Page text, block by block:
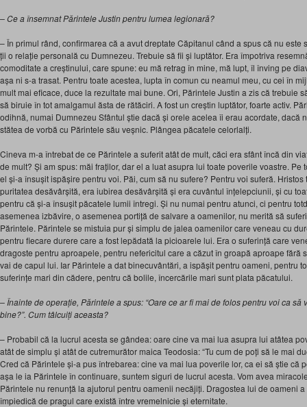
– Ce a însemnat Părintele Justin pentru lumea legionară?
– În primul rând, confirmarea că a avut dreptate Căpitanul când a spus că nu este
ții o relație personală cu Dumnezeu. Trebuie să fii și luptător. Era împotriva
comoditate a creștinului, care spune: eu mă retrag în mine, mă lupt, îl înving pe
așa ni s-a trasat. Pentru toate acestea, lupta în comun cu neamul meu, cu cei în
mult mai eficace, duce la rezultate mai bune. Ori, Părintele Justin a zis că trebuie
să biruie în tot amalgamul ăsta de rătăciri. A fost un creștin luptător, foarte activ.
odihnă, numai Dumnezeu Sfântul știe dacă și orele acelea îi erau acordate, dacă
stătea de vorbă cu Părintele său veșnic. Plângea păcatele celorlalți.
Cineva m-a întrebat de ce Părintele a suferit atât de mult, căci era sfânt încă din
de mult? Și am spus: măi fraților, dar el a luat asupra lui toate poverile voastre. Pe
el și-a însușit ispășire pentru voi. Păi, cum să nu sufere? Pentru voi suferă.
puritatea desăvârșită, era iubirea desăvârșită și era cuvântul înțelepciunii, și cu
pentru că și-a însușit păcatele lumii întregi. Și nu numai pentru atunci, ci pentru
asemenea izbăvire, o asemenea portiță de salvare a oamenilor, nu merită să
Părintele. Părintele se mistuia pur și simplu de jalea oamenilor care veneau cu
pentru fiecare durere care a fost lepădată la picioarele lui. Era o suferință care
dragoste pentru aproapele, pentru nefericitul care a căzut în groapă aproape fără
vai de capul lui. Iar Părintele a dat binecuvântări, a ispășit pentru oameni, pentru
suferințe mari din cădere, pentru că bolile, încercările mari sunt plata păcatului.
– Înainte de operație, Părintele a spus: “Oare ce ar fi mai de folos pentru voi ca să
bine?”. Cum tâlcuiți aceasta?
– Probabil că la lucrul acesta se gândea: oare cine va mai lua asupra lui atâtea
atât de simplu și atât de cutremurător maica Teodosia: “Tu cum de poți să le mai
Cred că Părintele și-a pus întrebarea: cine va mai lua poverile lor, ca ei să știe că
așa le ia Părintele în continuare, suntem siguri de lucrul acesta. Vom avea
Părintele nu renunță la ajutorul pentru oamenii necăjiți. Dragostea lui de oameni
împiedică de pragul care există între vremelnicie și eternitate.